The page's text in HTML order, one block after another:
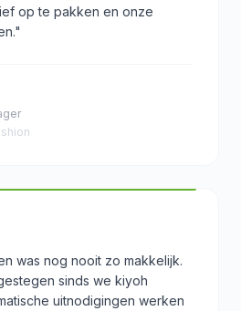
op te pakken en onze
was nog nooit zo makkelijk.
sinds we kiyoh
uitnodigingen werken